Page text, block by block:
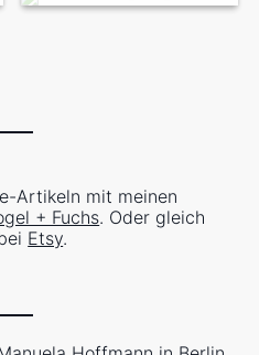
Artikeln mit meinen
+ Fuchs. Oder gleich
Etsy.